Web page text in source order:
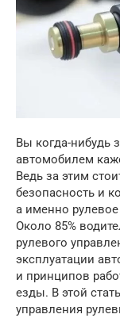
Вы когда-нибудь
автомобилем
Ведь за этим
безопасность и
а именно
Около 85%
рулевого
эксплуатации
и принципов
езды. В этой
управления